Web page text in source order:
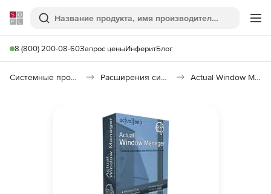
Softline
Поиск
8 (800) 200-08-60Запрос ценыИнферитБлог
Системные программы Расширения системы Actual Window Manager